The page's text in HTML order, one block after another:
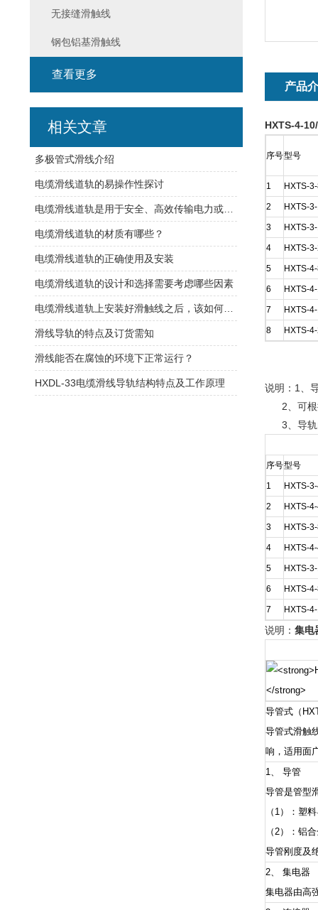
产品
HXTS-4-
序号型号
1 HXTS-
2 HXTS-
3 HXTS-
4 HXTS-
5 HXTS-
6 HXTS-
7 HXTS-
8 HXTS-
说明：1、
2、可根
3、导轨
序号型号
1 HXTS-
2 HXTS-
3 HXTS-
4 HXTS-
5 HXTS-
6 HXTS-
7 HXTS-
说明： 集电
导管式（
导管式滑触
响，适用面
1、 导管
导管是管型
（1）：塑
（2）：铝
导管刚度及
2、 集电器
集电器由高
无接缝滑触线
钢包铝基滑触线
查看更多
相关文章
​多极管式滑线介绍
电缆滑线道轨的易操作性探讨
电缆滑线道轨的材质有哪些？
电缆滑线道轨的正确使用及安装
电缆滑线道轨的设计和选择需要考虑哪些因素
滑线导轨的特点及订货需知
滑线能否在腐蚀的环境下正常运行？
HXDL-33电缆滑线导轨结构特点及工作原理